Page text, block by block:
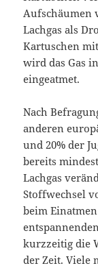
Aufschäumen
Lachgas als
Kartuschen
wird das Gas
eingeatmet.
Nach
anderen
und 20% der
bereits
Lachgas
Stoffwechsel
beim
kurzzeitig die
der Zeit. Viele